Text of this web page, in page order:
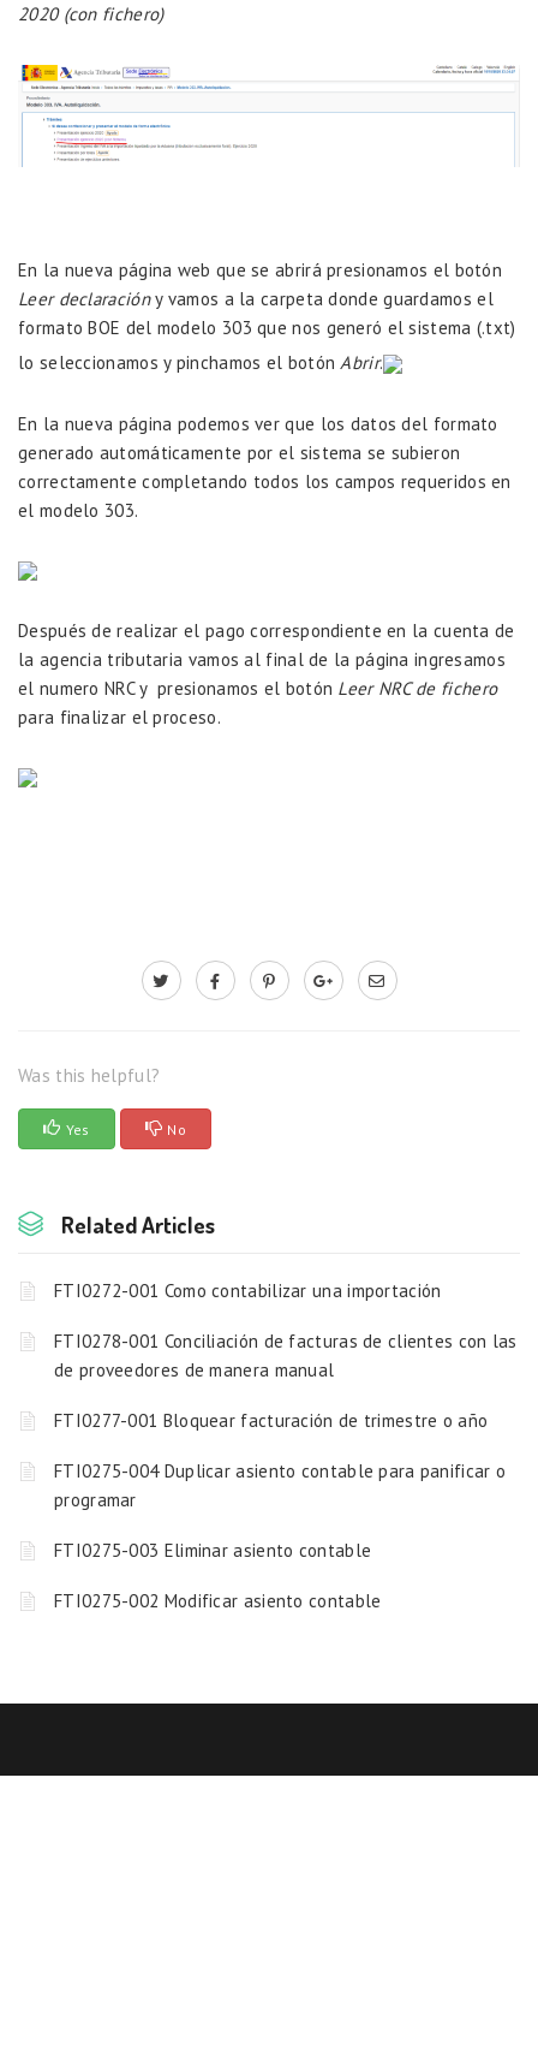
2020 (con fichero)
En la nueva página web que se abrirá presionamos el botón
Leer declaracióny vamos a la carpeta donde guardamos el
formato BOE del modelo 303 que nos generó el sistema (.txt)
lo seleccionamos y pinchamos el botón Abrir.
En la nueva página podemos ver que los datos del formato
generado automáticamente por el sistema se subieron
correctamente completando todos los campos requeridos en
el modelo 303.
Después de realizar el pago correspondiente en la cuenta de
la agencia tributaria vamos al final de la página ingresamos
el numero NRC y presionamos el botón Leer NRC de fichero
para finalizar el proceso.
Was this helpful?
Yes No
Related Articles
FTI0272-001 Como contabilizar una importación
FTI0278-001 Conciliación de facturas de clientes con las
de proveedores de manera manual
FTI0277-001 Bloquear facturación de trimestre o año
FTI0275-004 Duplicar asiento contable para panificar o
programar
FTI0275-003 Eliminar asiento contable
FTI0275-002 Modificar asiento contable